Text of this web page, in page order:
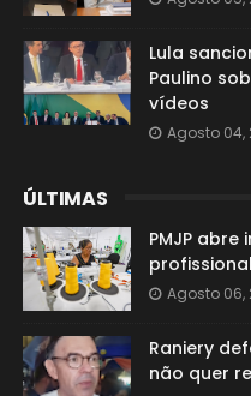
Lula
Paulino
vídeos
Agosto 04,
ÚLTIMAS
PMJP
Agosto 06,
Raniery
não quer